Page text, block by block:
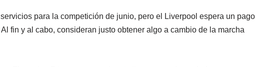
para la competición de junio, pero el Liverpool espera un pago
fin y al cabo, consideran justo obtener algo a cambio de la marcha